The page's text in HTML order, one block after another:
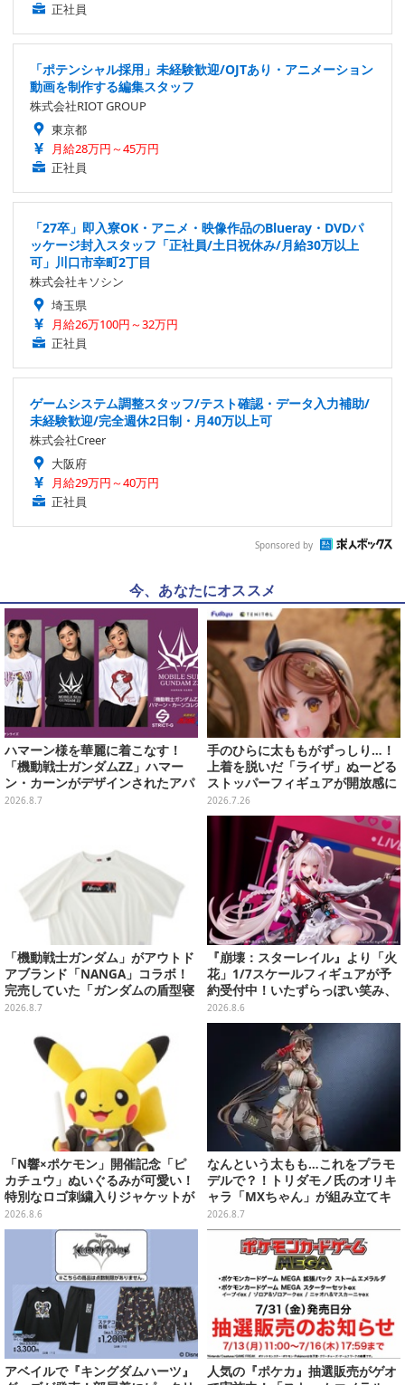
正社員
「ポテンシャル採用」未経験歓迎/OJTあり・アニメーション
動画を制作する編集スタッフ
株式会社RIOT GROUP
東京都
月給28万円～45万円
正社員
「27卒」即入寮OK・アニメ・映像作品のBlueray・DVDパ
ッケージ封入スタッフ「正社員/土日祝休み/月給30万以上
可」川口市幸町2丁目
株式会社キソシン
埼玉県
月給26万100円～32万円
正社員
ゲームシステム調整スタッフ/テスト確認・データ入力補助/
未経験歓迎/完全週休2日制・月40万以上可
株式会社Creer
大阪府
月給29万円～40万円
正社員
Sponsored by
今、あなたにオススメ
ハマーン様を華麗に着こなす！
「機動戦士ガンダムZZ」ハマー
ン・カーンがデザインされたアパ
レルが販売
2026.8.7
手のひらに太ももがずっしり…！
上着を脱いだ「ライザ」ぬーどる
ストッパーフィギュアが開放感に
あふれてる
2026.7.26
「機動戦士ガンダム」がアウトド
アブランド「NANGA」コラボ！
完売していた「ガンダムの盾型寝
袋」も2次受注開始
2026.8.7
『崩壊：スターレイル』より「火
花」1/7スケールフィギュアが予
約受付中！いたずらっぽい笑み、
シルクハット型のステージが華や
かさを演出
2026.8.6
「N響×ポケモン」開催記念「ピ
カチュウ」ぬいぐるみが可愛い！
特別なロゴ刺繍入りジャケットが
オシャレ
2026.8.6
なんという太もも…これをプラモ
デルで？！トリダモノ氏のオリキ
ャラ「MXちゃん」が組み立てキ
ット化―持ってるケースはレール
ガンに変形
2026.8.7
アベイルで『キングダムハーツ』
人気の『ポケカ』抽選販売がゲオ